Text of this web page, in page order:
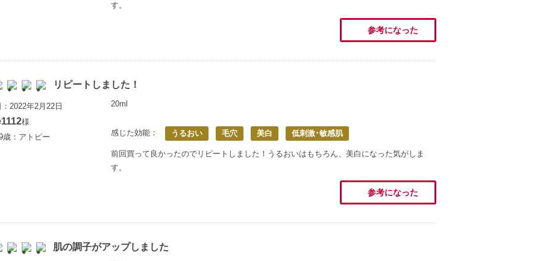
す。
参考になった
リピートしました！
2022年2月22日
様
歳：アトピー
20ml
感じた効能： うるおい 毛穴 美白 低刺激･敏感肌
前回買って良かったのでリピートしました！うるおいはもちろん、美白になった気がしま
す。
参考になった
肌の調子がアップしました